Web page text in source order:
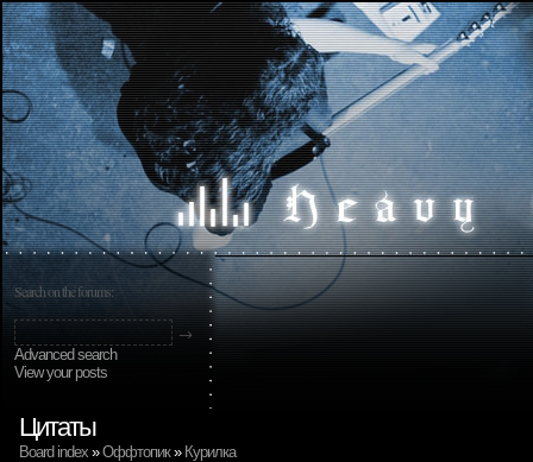
Search on the forums:
Advanced search
View your posts
Цитаты
Board index »Оффтопик» Курилка